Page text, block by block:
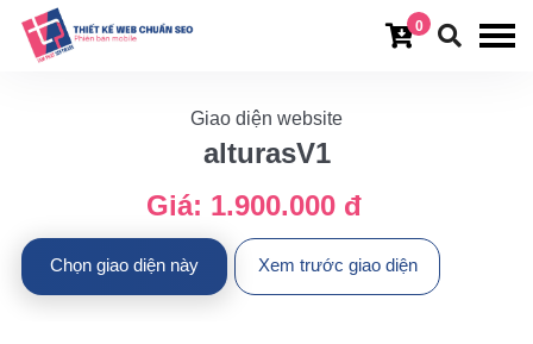
0
Giao diện website
alturasV1
Giá: 1.900.000 đ
Chọn giao diện này Xem trước giao diện